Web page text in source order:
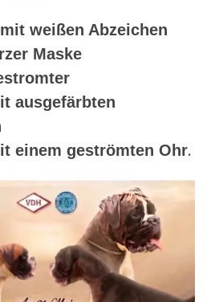
weißen Abzeichen
Maske
ausgefärbten
einem geströmten Ohr.